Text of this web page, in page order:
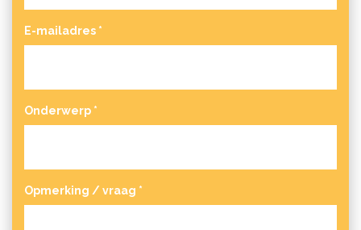
E-mailadres *
Onderwerp *
Opmerking / vraag *